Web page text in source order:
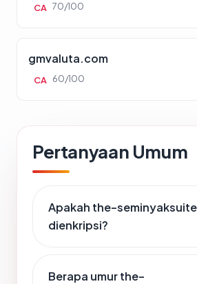
CA 70/100
gmvaluta.com
CA 60/100
Pertanyaan Umum
Apakah the-
dienkripsi?
Berapa umur the-